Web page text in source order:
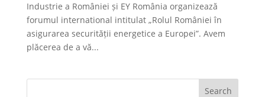
Industrie a României și EY România organizează
forumul international intitulat „Rolul României în
asigurarea securității energetice a Europei”. Avem
plăcerea de a vă...
Search